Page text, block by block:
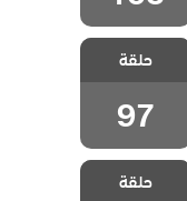
لا تترك
يدي مدبلج
الحلقة 97
حلقة
97
لا تترك
يدي مدبلج
حلقة